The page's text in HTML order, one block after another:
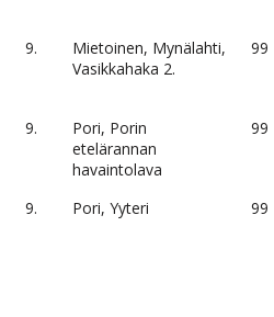
9.
Mietoinen, Mynälahti,
Vasikkahaka 2.
99
9.
Pori, Porin
etelärannan
havaintolava
99
9. Pori, Yyteri 99